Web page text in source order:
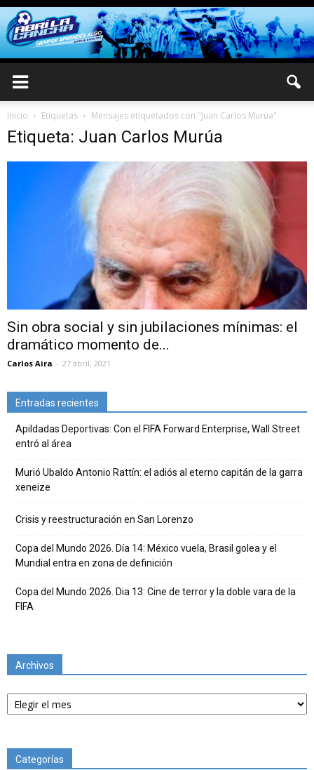
Inicio Etiquetas Mensajes etiquetados con "Juan Carlos Murúa"
Etiqueta: Juan Carlos Murúa
Sin obra social y sin jubilaciones mínimas: el
dramático momento de...
Carlos Aira - 27 abril, 2021
Entradas recientes
Apildadas Deportivas: Con el FIFA Forward Enterprise, Wall Street
entró al área
Murió Ubaldo Antonio Rattín: el adiós al eterno capitán de la garra
xeneize
Crisis y reestructuración en San Lorenzo
Copa del Mundo 2026. Día 14: México vuela, Brasil golea y el
Mundial entra en zona de definición
Copa del Mundo 2026. Dia 13: Cine de terror y la doble vara de la
FIFA
Archivos
Archivos
Categorías